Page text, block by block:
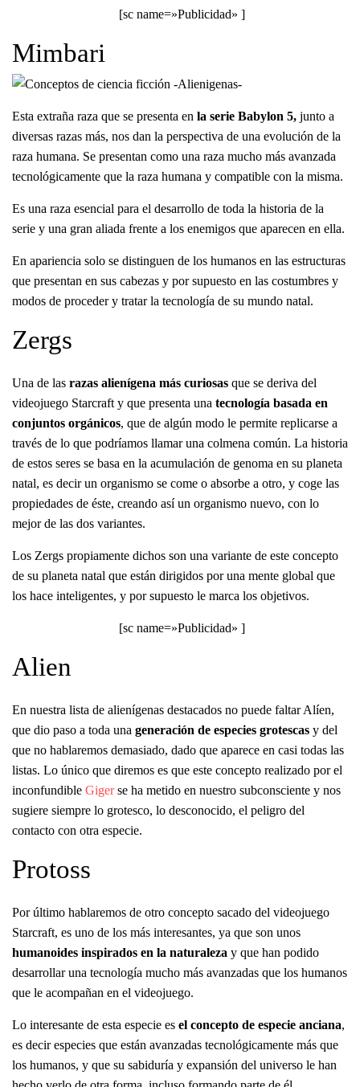
[sc name=»Publicidad» ]
Mimbari
Esta extraña raza que se presenta en la serie Babylon 5, junto a
diversas razas más, nos dan la perspectiva de una evolución de la
raza humana. Se presentan como una raza mucho más avanzada
tecnológicamente que la raza humana y compatible con la misma.
Es una raza esencial para el desarrollo de toda la historia de la
serie y una gran aliada frente a los enemigos que aparecen en ella.
En apariencia solo se distinguen de los humanos en las estructuras
que presentan en sus cabezas y por supuesto en las costumbres y
modos de proceder y tratar la tecnología de su mundo natal.
Zergs
Una de las razas alienígena más curiosas que se deriva del
videojuego Starcraft y que presenta una tecnología basada en
conjuntos orgánicos, que de algún modo le permite replicarse a
través de lo que podríamos llamar una colmena común. La historia
de estos seres se basa en la acumulación de genoma en su planeta
natal, es decir un organismo se come o absorbe a otro, y coge las
propiedades de éste, creando así un organismo nuevo, con lo
mejor de las dos variantes.
Los Zergs propiamente dichos son una variante de este concepto
de su planeta natal que están dirigidos por una mente global que
los hace inteligentes, y por supuesto le marca los objetivos.
[sc name=»Publicidad» ]
Alien
En nuestra lista de alienígenas destacados no puede faltar Alíen,
que dio paso a toda una generación de especies grotescas y del
que no hablaremos demasiado, dado que aparece en casi todas las
listas. Lo único que diremos es que este concepto realizado por el
inconfundible Gigerse ha metido en nuestro subconsciente y nos
sugiere siempre lo grotesco, lo desconocido, el peligro del
contacto con otra especie.
Protoss
Por último hablaremos de otro concepto sacado del videojuego
Starcraft, es uno de los más interesantes, ya que son unos
humanoides inspirados en la naturaleza y que han podido
desarrollar una tecnología mucho más avanzadas que los humanos
que le acompañan en el videojuego.
Lo interesante de esta especie es el concepto de especie anciana,
es decir especies que están avanzadas tecnológicamente más que
los humanos, y que su sabiduría y expansión del universo le han